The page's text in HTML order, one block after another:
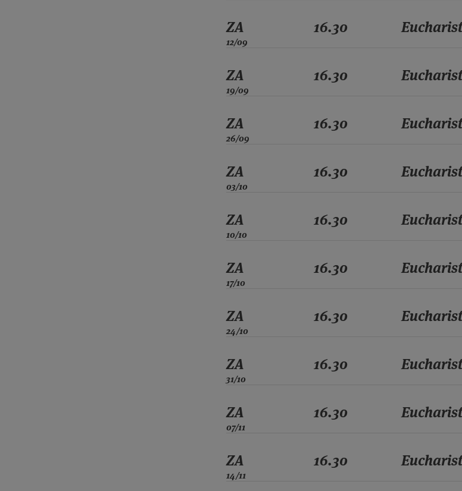
ZA
12/09
16.30
ZA
19/09
16.30
ZA
26/09
16.30
ZA
03/10
16.30
ZA
10/10
16.30
ZA
17/10
16.30
ZA
24/10
16.30
ZA
31/10
16.30
ZA
07/11
16.30
ZA
14/11
16.30